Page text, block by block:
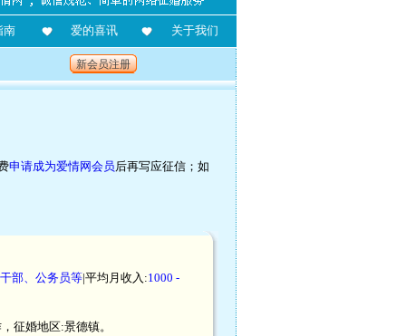
南 爱的喜讯 关于我们
新会员注册
申请成为爱情网会员后再写应征信；如
部、公务员等|平均月收入:1000 -
征婚地区:景德镇。